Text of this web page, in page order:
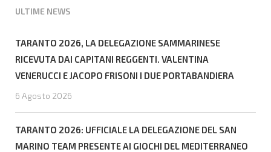
ULTIME NEWS
TARANTO 2026, LA DELEGAZIONE SAMMARINESE
RICEVUTA DAI CAPITANI REGGENTI. VALENTINA
VENERUCCI E JACOPO FRISONI I DUE PORTABANDIERA
6 Agosto 2026
TARANTO 2026: UFFICIALE LA DELEGAZIONE DEL SAN
MARINO TEAM PRESENTE AI GIOCHI DEL MEDITERRANEO